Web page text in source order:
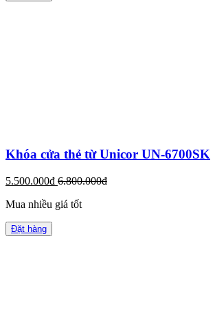
Khóa cửa thẻ từ Unicor UN-6700SK
5.500.000đ 6.800.000đ
Mua nhiều giá tốt
Đặt hàng